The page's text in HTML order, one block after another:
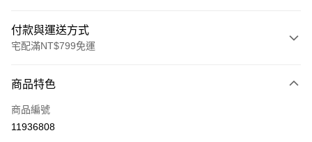
付款與運送方式
宅配滿NT$799免運
信用卡一次付款
LINE Pay
商品特色
商品編號
11936808